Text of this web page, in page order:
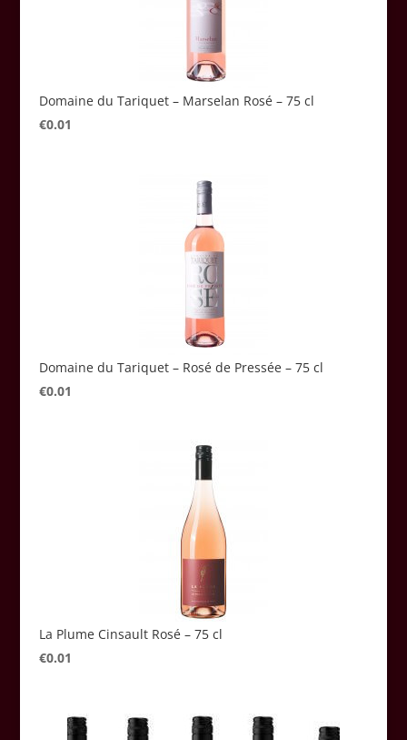
Domaine du Tariquet – Marselan Rosé – 75 cl
€0.01
Domaine du Tariquet – Rosé de Pressée – 75 cl
€0.01
La Plume Cinsault Rosé – 75 cl
€0.01